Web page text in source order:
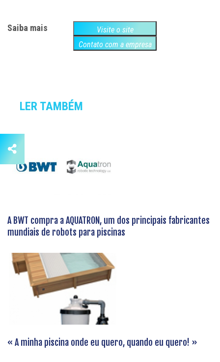
Saiba mais
Visite o site
Contato com a empresa
LER TAMBÉM
A BWT compra a AQUATRON, um dos principais fabricantes
mundiais de robots para piscinas
« A minha piscina onde eu quero, quando eu quero! »